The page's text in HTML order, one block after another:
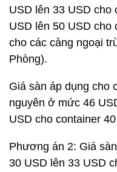
USD lên 33 USD cho
USD lên 50 USD cho
cho các cảng ngoại
Phòng).
Giá sàn áp dụng cho
nguyên ở mức 46
USD cho container
Phương án 2: Giá
30 USD lên 33 USD